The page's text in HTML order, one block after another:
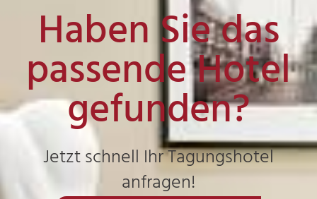
Haben Sie das
passende Hotel
gefunden?
Jetzt schnell Ihr Tagungshotel
anfragen!